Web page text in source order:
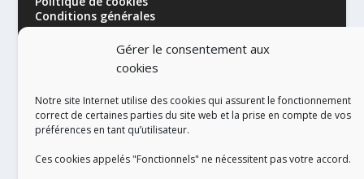
Gérer le consentement aux
cookies
Notre site Internet utilise des cookies qui assurent le fonctionnement
correct de certaines parties du site web et la prise en compte de vos
préférences en tant qu’utilisateur.
Ces cookies appelés "Fonctionnels" ne nécessitent pas votre accord.
Conditions générales